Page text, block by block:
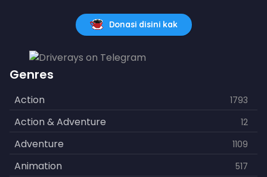
Donasi disini kak
Genres
Action 1793
Action & Adventure 12
Adventure 1109
Animation 517